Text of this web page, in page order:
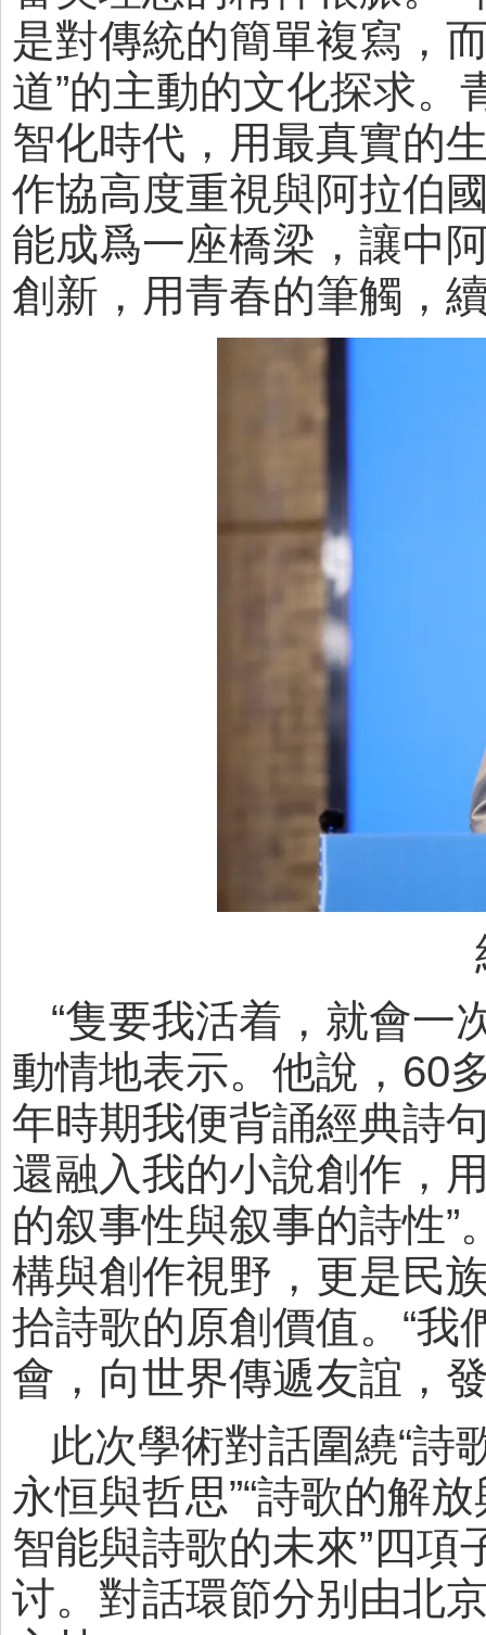
是對傳統的簡單複寫，
道”的主動的文化探求
智化時代，用最真實的
作協高度重視與阿拉伯
能成爲一座橋梁，讓中
創新，用青春的筆觸，
“隻要我活着，就會一
動情地表示。他說，60
年時期我便背誦經典詩
還融入我的小說創作，
的叙事性與叙事的詩性
構與創作視野，更是民
拾詩歌的原創價值。“
會，向世界傳遞友誼，
此次學術對話圍繞“詩
永恒與哲思”“詩歌的解
智能與詩歌的未來”四
讨。對話環節分别由北